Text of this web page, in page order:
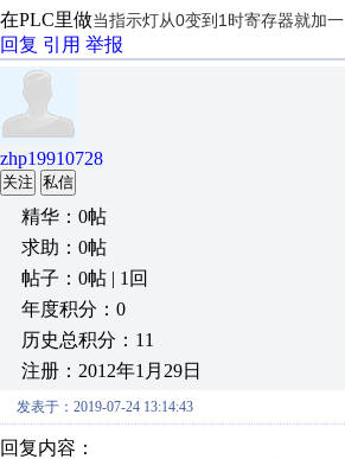
在PLC里做当指示灯从0变到1时寄存器就加一
回复 引用 举报
zhp19910728
关注 私信
精华：0帖
求助：0帖
帖子：0帖 | 1回
年度积分：0
历史总积分：11
注册：2012年1月29日
发表于：2019-07-24 13:14:43
回复内容：